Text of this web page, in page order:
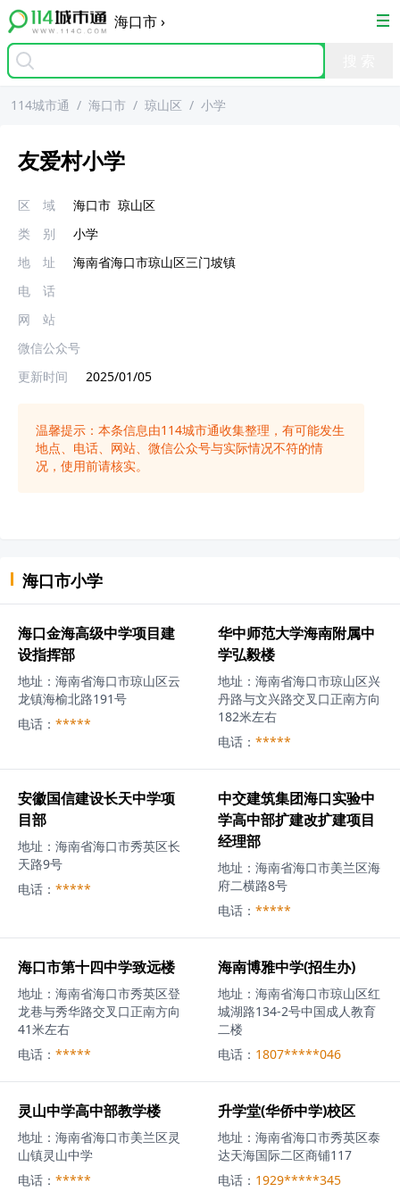
海口市›
114城市通 / 海口市 / 琼山区 / 小学
友爱村小学
区 域 海口市 琼山区
类 别
小学
地 址
海南省海口市琼山区三门坡镇
电 话
网 站
微信公众号
更新时间
2025/01/05
温馨提示：本条信息由114城市通收集整理，有可能发生
地点、电话、网站、微信公众号与实际情况不符的情
况，使用前请核实。
海口市小学
海口金海高级中学项目建
设指挥部
地址： 海南省海口市琼山区云
龙镇海榆北路191号
电话： *****
华中师范大学海南附属中
学弘毅楼
地址： 海南省海口市琼山区兴
丹路与文兴路交叉口正南方向
182米左右
电话： *****
安徽国信建设长天中学项
目部
地址： 海南省海口市秀英区长
天路9号
电话： *****
中交建筑集团海口实验中
学高中部扩建改扩建项目
经理部
地址： 海南省海口市美兰区海
府二横路8号
电话： *****
海口市第十四中学致远楼
地址： 海南省海口市秀英区登
龙巷与秀华路交叉口正南方向
41米左右
电话： *****
海南博雅中学(招生办)
地址： 海南省海口市琼山区红
城湖路134-2号中国成人教育
二楼
电话： 1807*****046
灵山中学高中部教学楼
地址： 海南省海口市美兰区灵
山镇灵山中学
电话： *****
升学堂(华侨中学)校区
地址： 海南省海口市秀英区泰
达天海国际二区商铺117
电话： 1929*****345